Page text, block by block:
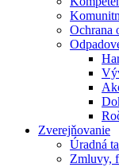
Ochrana
Zverejňovanie
Úradná
Zmluvy,